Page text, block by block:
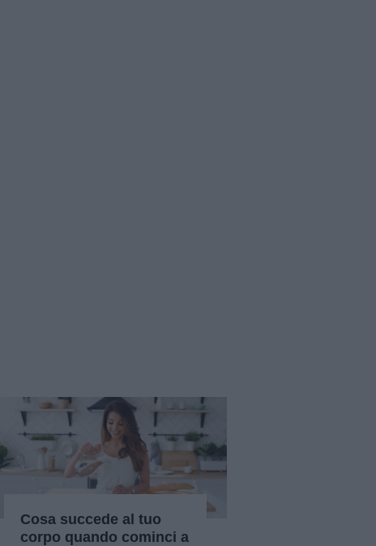
Cosa succede al tuo
corpo quando cominci a